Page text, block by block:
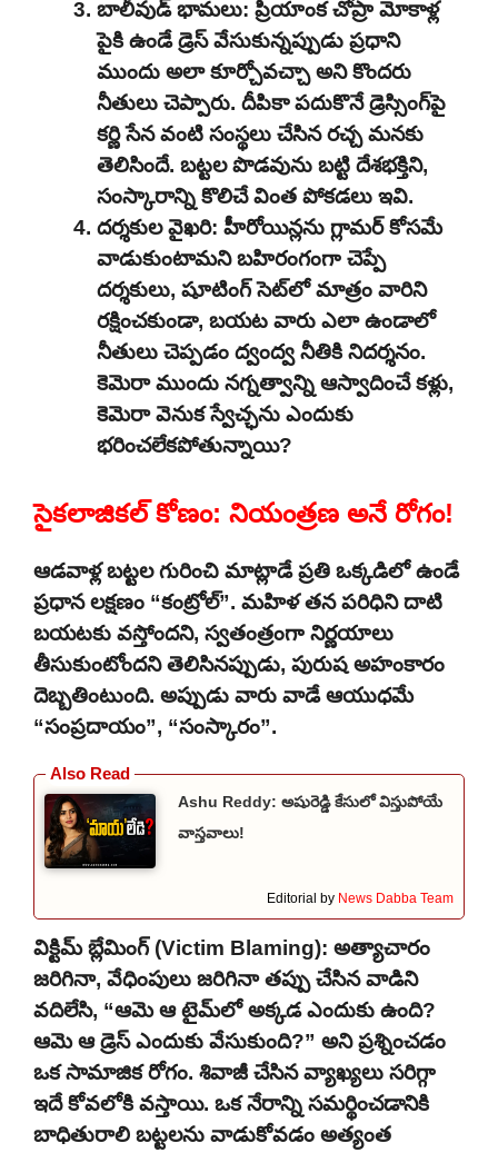
బాలీవుడ్ భామలు: ప్రియాంక చోప్రా మోకాళ్ల
పైకి ఉండే డ్రెస్ వేసుకున్నప్పుడు ప్రధాని
ముందు అలా కూర్చోవచ్చా అని కొందరు
నీతులు చెప్పారు. దీపికా పదుకొనే డ్రెస్సింగ్‌పై
కర్ణి సేన వంటి సంస్థలు చేసిన రచ్చ మనకు
తెలిసిందే. బట్టల పొడవును బట్టి దేశభక్తిని,
సంస్కారాన్ని కొలిచే వింత పోకడలు ఇవి.
దర్శకుల వైఖరి: హీరోయిన్లను గ్లామర్ కోసమే
వాడుకుంటామని బహిరంగంగా చెప్పే
దర్శకులు, షూటింగ్ సెట్‌లో మాత్రం వారిని
రక్షించకుండా, బయట వారు ఎలా ఉండాలో
నీతులు చెప్పడం ద్వంద్వ నీతికి నిదర్శనం.
కెమెరా ముందు నగ్నత్వాన్ని ఆస్వాదించే కళ్లు,
కెమెరా వెనుక స్వేచ్ఛను ఎందుకు
భరించలేకపోతున్నాయి?
సైకలాజికల్ కోణం: నియంత్రణ అనే రోగం!
ఆడవాళ్ల బట్టల గురించి మాట్లాడే ప్రతి ఒక్కడిలో ఉండే
ప్రధాన లక్షణం “కంట్రోల్”. మహిళ తన పరిధిని దాటి
బయటకు వస్తోందని, స్వతంత్రంగా నిర్ణయాలు
తీసుకుంటోందని తెలిసినప్పుడు, పురుష అహంకారం
దెబ్బతింటుంది. అప్పుడు వారు వాడే ఆయుధమే
“సంప్రదాయం”, “సంస్కారం”.
Ashu Reddy: అషురెడ్డి కేసులో విస్తుపోయే
వాస్తవాలు!
Editorial by News Dabba Team
విక్టిమ్ బ్లేమింగ్ (Victim Blaming): అత్యాచారం
జరిగినా, వేధింపులు జరిగినా తప్పు చేసిన వాడిని
వదిలేసి, “ఆమె ఆ టైమ్‌లో అక్కడ ఎందుకు ఉంది?
ఆమె ఆ డ్రెస్ ఎందుకు వేసుకుంది?” అని ప్రశ్నించడం
ఒక సామాజిక రోగం. శివాజీ చేసిన వ్యాఖ్యలు సరిగ్గా
ఇదే కోవలోకి వస్తాయి. ఒక నేరాన్ని సమర్థించడానికి
బాధితురాలి బట్టలను వాడుకోవడం అత్యంత